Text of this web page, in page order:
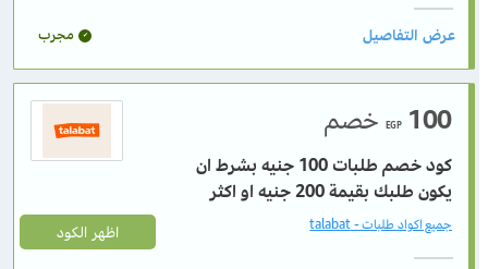
مجرب
100
EGP خصم
كود خصم طلبات 100 جنيه بشرط ان
يكون طلبك بقيمة 200 جنيه او اكثر
اظهر الكود جميع اكواد طلبات - talabat